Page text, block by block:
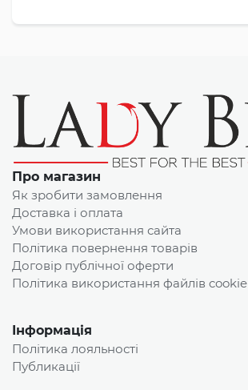
Про магазин
Як зробити замовлення
Доставка і оплата
Умови використання сайта
Політика повернення товарів
Договір публічної оферти
Політика використання файлів cookie
Інформація
Політика лояльності
Публикації